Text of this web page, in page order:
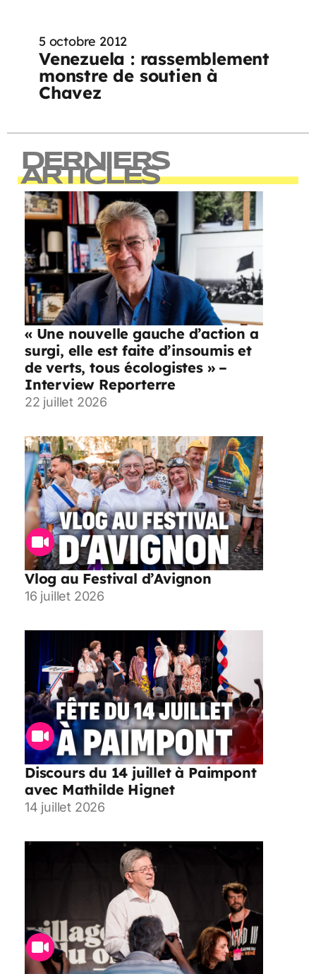
5 octobre 2012
Venezuela : rassemblement
monstre de soutien à
Chavez
DERNIERS
ARTICLES
« Une nouvelle gauche d’action a
surgi, elle est faite d’insoumis et
de verts, tous écologistes » –
Interview Reporterre
22 juillet 2026
Vlog au Festival d’Avignon
16 juillet 2026
Discours du 14 juillet à Paimpont
avec Mathilde Hignet
14 juillet 2026